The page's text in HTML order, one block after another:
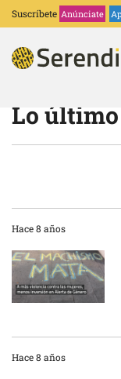
Suscríbete Anúnciate
Lo último
Hace 8 años
Hace 8 años